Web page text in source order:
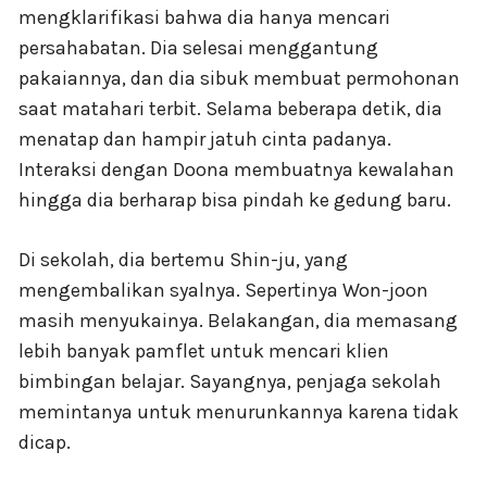
mengklarifikasi bahwa dia hanya mencari
persahabatan. Dia selesai menggantung
pakaiannya, dan dia sibuk membuat permohonan
saat matahari terbit. Selama beberapa detik, dia
menatap dan hampir jatuh cinta padanya.
Interaksi dengan Doona membuatnya kewalahan
hingga dia berharap bisa pindah ke gedung baru.
Di sekolah, dia bertemu Shin-ju, yang
mengembalikan syalnya. Sepertinya Won-joon
masih menyukainya. Belakangan, dia memasang
lebih banyak pamflet untuk mencari klien
bimbingan belajar. Sayangnya, penjaga sekolah
memintanya untuk menurunkannya karena tidak
dicap.